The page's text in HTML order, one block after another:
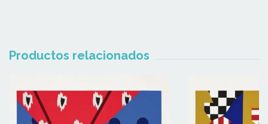
Productos relacionados